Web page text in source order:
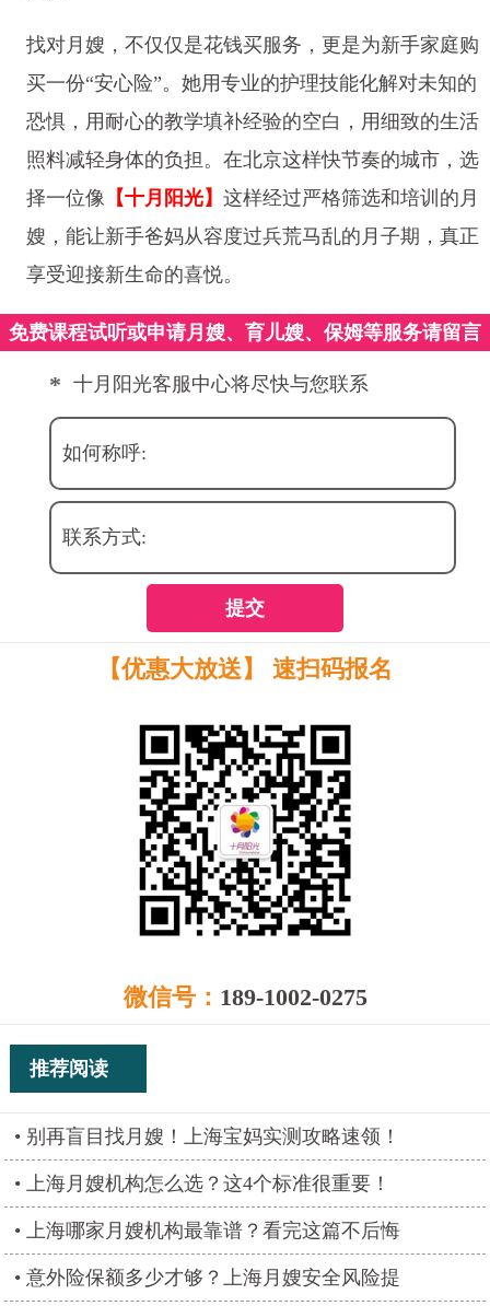
找对月嫂，不仅仅是花钱买服务，更是为新手家庭购
买一份“安心险”。她用专业的护理技能化解对未知的
恐惧，用耐心的教学填补经验的空白，用细致的生活
照料减轻身体的负担。在北京这样快节奏的城市，选
择一位像 【十月阳光】 这样经过严格筛选和培训的月
嫂，能让新手爸妈从容度过兵荒马乱的月子期，真正
享受迎接新生命的喜悦。
免费课程试听或申请月嫂、育儿嫂、保姆等服务请留言
* 十月阳光客服中心将尽快与您联系
如何称呼:
联系方式:
提交
【优惠大放送】 速扫码报名
微信号： 189-1002-0275
推荐阅读
别再盲目找月嫂！上海宝妈实测攻略速领！
上海月嫂机构怎么选？这4个标准很重要！
上海哪家月嫂机构最靠谱？看完这篇不后悔
意外险保额多少才够？上海月嫂安全风险提